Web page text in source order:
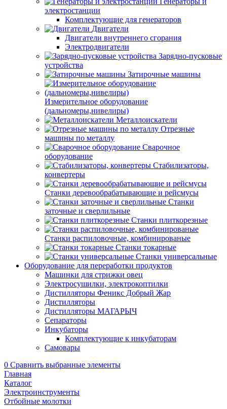
электростанции
Комплектующие для генераторов
Двигатели
Двигатели внутреннего сгорания
Электродвигатели
Зарядно-пусковые
устройства
Затирочные машины
Измерительное оборудование
(дальномеры,нивелиры)
Металлоискатели
Отрезные
машины по металлу
Сварочное
оборудование
Стабилизаторы,
конвертеры
Станки деревообрабатывающие и рейсмусы
Станки
заточные и сверлильные
Станки плиткорезные
Станки распиловочные, комбинированые
Станки токарные
Станки универсальные
Оборудование для переработки продуктов
Машинки для стрижки овец
Электросушилки, электрокоптилки
Дистилляторы Феникс Добрый Жар
Дистилляторы
Дистилляторы МАГАРЫЧ
Сепараторы
Инкубаторы
Комплектующие к инкубаторам
Самовары
0 Сравнить выбранные элементы
Главная
Каталог
Электроинструменты
Отбойные молотки